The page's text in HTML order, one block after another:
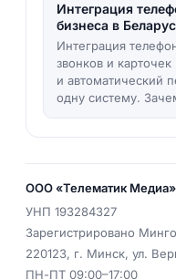
Интеграция
бизнеса в
Интеграция
звонков и карточек
и автоматический
одну систему.
ООО «Телематик Медиа»
УНП 193284327
Зарегистрировано
220123, г. Минск, ул.
ПН-ПТ 09:00–17:00